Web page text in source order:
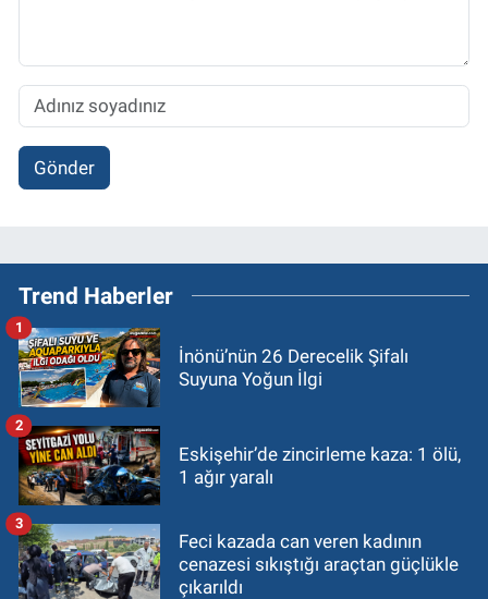
Gönder
Trend Haberler
İnönü’nün 26 Derecelik Şifalı
Suyuna Yoğun İlgi
1
Eskişehir’de zincirleme kaza: 1 ölü,
1 ağır yaralı
2
Feci kazada can veren kadının
cenazesi sıkıştığı araçtan güçlükle
çıkarıldı
3